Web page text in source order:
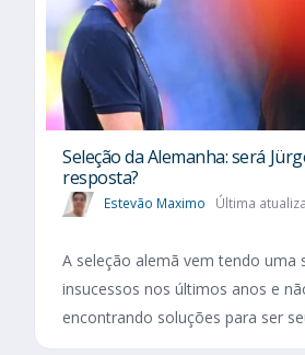
Seleção da Alemanha: será
resposta?
Estevão Maximo Última
A seleção alemã vem tendo uma
insucessos nos últimos anos e
encontrando soluções para ser